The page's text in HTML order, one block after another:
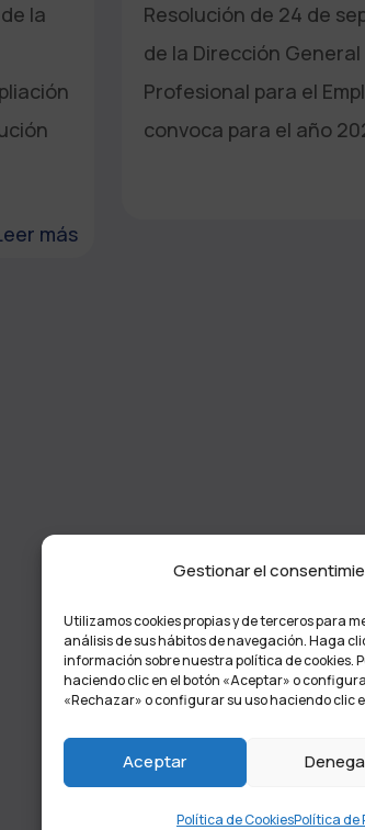
Gestionar el
Utilizamos cookies propias y de terceros para
análisis de sus hábitos de navegación. Haga
información sobre nuestra política de cookies.
haciendo clic en el botón «Aceptar» o
«Rechazar» o configurar su uso haciendo clic
Aceptar
Política de CookiesPolítica de
la
más
Resolución de 24 de
de la Dirección
Profesional para el
convoca para el año